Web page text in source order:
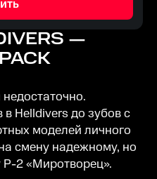
—
Helldivers до зубов с
моделей личного
смену надежному, но
2 «Миротворец».